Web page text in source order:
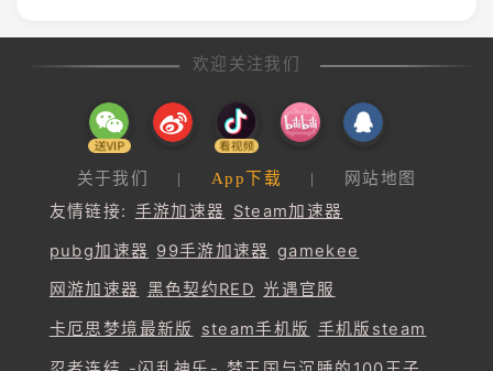
欢迎关注我们
关于我们 | App下载 | 网站地图
友情链接: 手游加速器
Steam加速器
pubg加速器 99手游加速器 gamekee
网游加速器 黑色契约RED 光遇官服
卡厄思梦境最新版
steam手机版 手机版steam